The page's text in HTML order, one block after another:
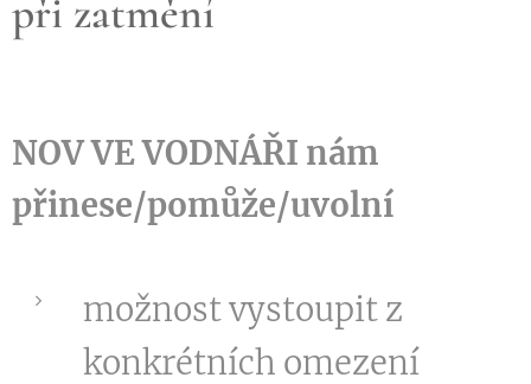
při zatmění
NOV VE VODNÁŘI nám
přinese/pomůže/uvolní
možnost vystoupit z
konkrétních omezení